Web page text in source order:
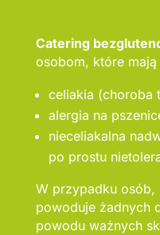
Catering
osobom, które
celiakia (choroba
alergia na
nieceliakalna
po prostu
W przypadku osób,
powoduje żadnych
powodu ważnych